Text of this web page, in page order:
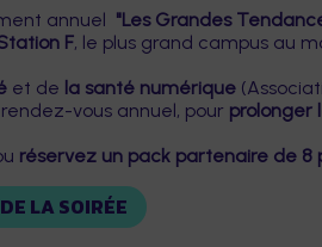
annuel "Les Grandes
F, le plus grand campus au
et de la santé numérique
vous annuel, pour prolonger
réservez un pack partenaire de 8
LA SOIRÉE